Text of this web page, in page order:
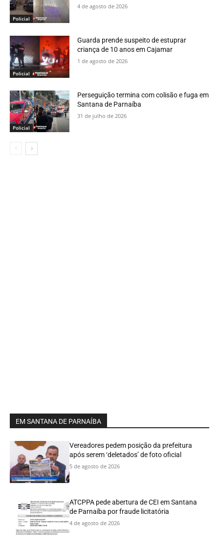
Policial
4 de agosto de 2026
Policial
Guarda prende suspeito de estuprar
criança de 10 anos em Cajamar
1 de agosto de 2026
Policial
Perseguição termina com colisão e fuga em
Santana de Parnaíba
31 de julho de 2026
EM SANTANA DE PARNAÍBA
Vereadores pedem posição da prefeitura
após serem ‘deletados’ de foto oficial
5 de agosto de 2026
ATCPPA pede abertura de CEI em Santana
de Parnaíba por fraude licitatória
4 de agosto de 2026